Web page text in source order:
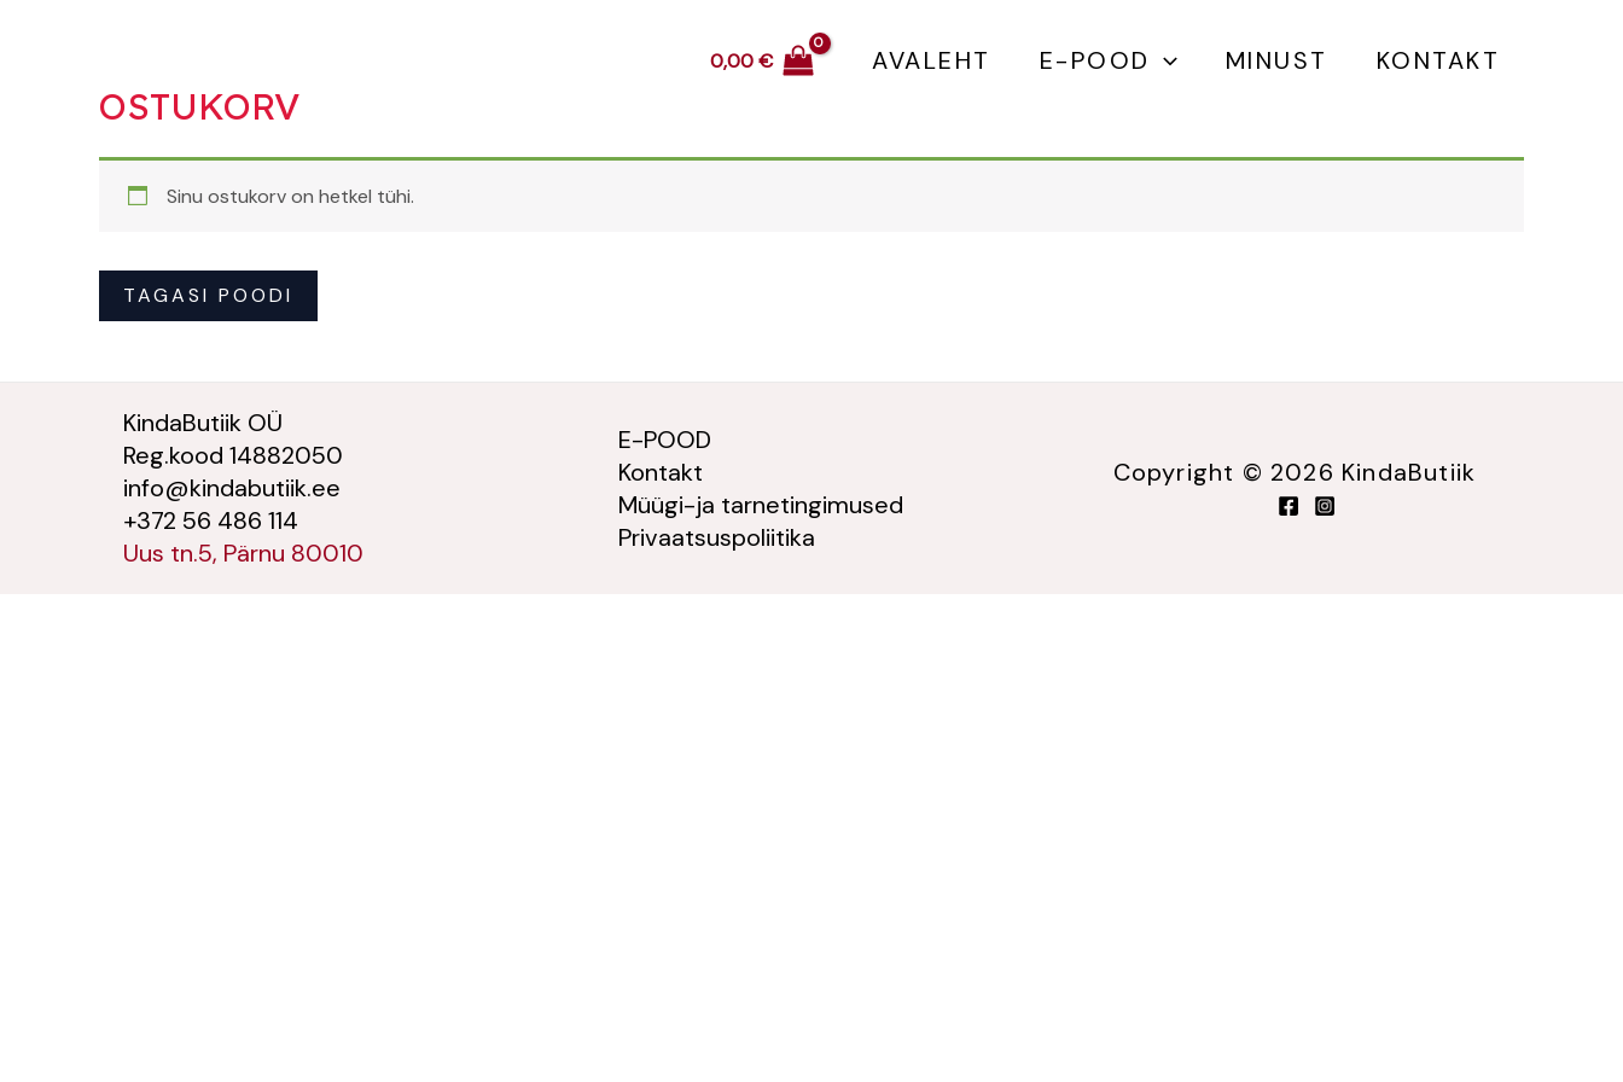
0,00€ AVALEHT E-POOD MINUST KONTAKT
OSTUKORV
Sinu ostukorv on hetkel tühi.
TAGASI POODI
KindaButiik OÜ
Reg.kood 14882050
info@kindabutiik.ee
+372 56 486 114
Uus tn.5, Pärnu 80010
E-POOD
Kontakt
Müügi-ja tarnetingimused
Privaatsuspoliitika
Copyright © 2026 KindaButiik